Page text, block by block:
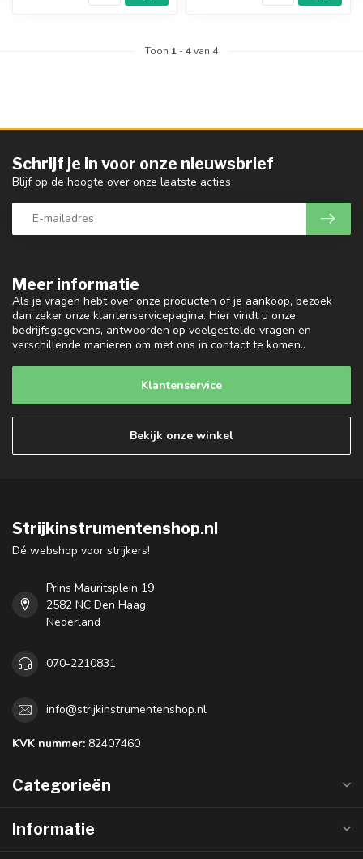
Toon 1 -4van 4
Meer informatie
Als je vragen hebt over onze producten of je aankoop, bezoek
dan zeker onze klantenservicepagina. Hier vindt u onze
bedrijfsgegevens, antwoorden op veelgestelde vragen en
verschillende manieren om met ons in contact te komen..
Klantenservice
Bekijk onze winkel
Schrijf je in voor onze nieuwsbrief
Blijf op de hoogte over onze laatste acties
Strijkinstrumentenshop.nl
Dé webshop voor strijkers!
Prins Mauritsplein 19
2582 NC Den Haag
Nederland
070-2210831
info@strijkinstrumentenshop.nl
KVK nummer: 82407460
Categorieën
Informatie